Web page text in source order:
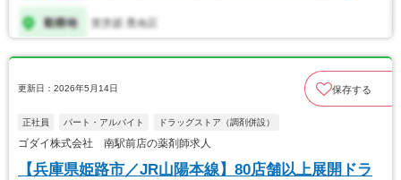
更新日：2026年5月14日 保存する
正社員 パート・アルバイト ドラッグストア（調剤併設）
ゴダイ株式会社 南駅前店の薬剤師求人
【兵庫県姫路市／JR山陽本線】80店舗以上展開ドラ